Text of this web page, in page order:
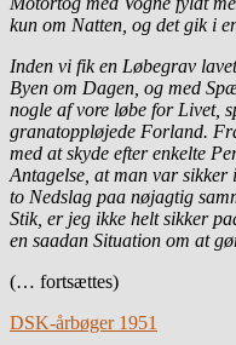
kun om Natten, og det gik i
Inden vi fik en Løbegrav
Byen om Dagen, og med
nogle af vore løbe for Livet,
granatoppløjede Forland.
med at skyde efter enkelte
Antagelse, at man var
to Nedslag paa nøjagtig
Stik, er jeg ikke helt sikker
en saadan Situation om at
(… fortsættes)
DSK-årbøger 1951